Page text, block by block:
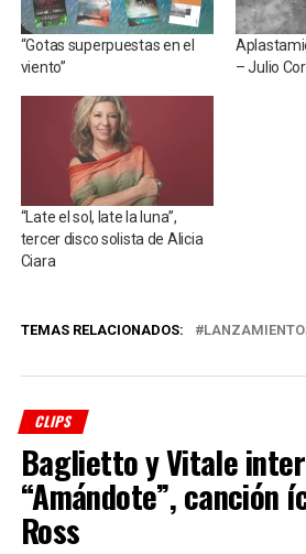
“Gotas superpuestas en el
viento”
– Julio
“Late el sol, late la luna”,
tercer disco solista de Alicia
Ciara
TEMAS RELACIONADOS:
CLIPS
Baglietto y Vitale
“Amándote”, canción
Ross